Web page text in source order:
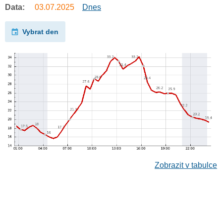
Data: 03.07.2025 Dnes
Vybrat den
Zobrazit v tabulce